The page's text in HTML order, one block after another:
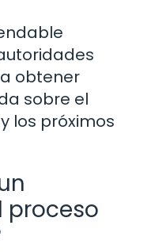
obtener
sobre el
los próximos
proceso